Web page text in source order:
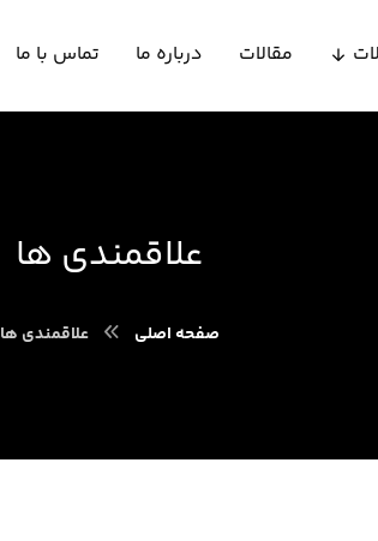
مقالات درباره ما تماس با ما
علاقمندی ها
صفحه اصلی علاقمندی ها